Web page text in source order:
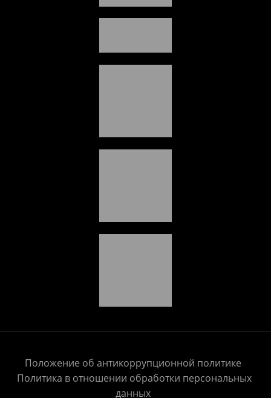
Положение об антикоррупционной политике
Политика в отношении обработки персональных
данных